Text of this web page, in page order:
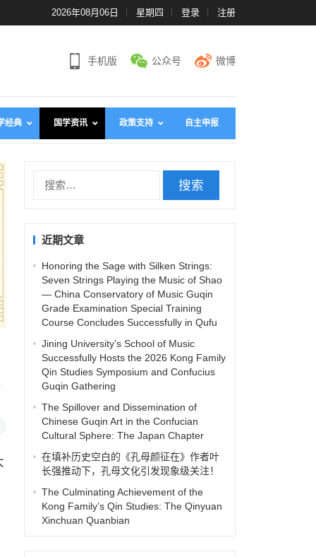
2026年08月06日 星期四 登录 注册
手机版 公众号 微博
经典 国学资讯 政策支持 自主申报
近期文章
Honoring the Sage with Silken Strings:
Seven Strings Playing the Music of Shao
— China Conservatory of Music Guqin
Grade Examination Special Training
Course Concludes Successfully in Qufu
Jining University’s School of Music
Successfully Hosts the 2026 Kong Family
Qin Studies Symposium and Confucius
Guqin Gathering
The Spillover and Dissemination of
Chinese Guqin Art in the Confucian
Cultural Sphere: The Japan Chapter
在填补历史空白的《孔母颜征在》作者叶
长强推动下，孔母文化引发现象级关注！
The Culminating Achievement of the
Kong Family’s Qin Studies: The Qinyuan
Xinchuan Quanbian